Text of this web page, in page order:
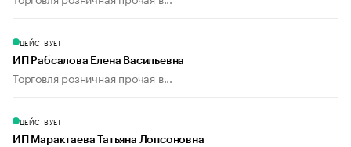
ДЕЙСТВУЕТ
ИП Рабсалова Елена Васильевна
Торговля розничная прочая в...
ДЕЙСТВУЕТ
ИП Марактаева Татьяна Лопсоновна